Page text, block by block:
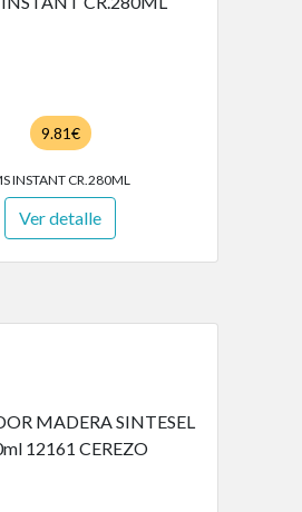
9.81€
INSTANT CR.280ML
Ver detalle